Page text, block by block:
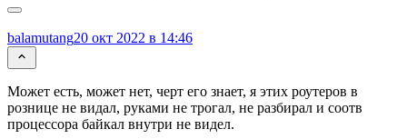
balamutang20 окт 2022 в 14:46
Может есть, может нет, черт его знает, я этих роутеров в
рознице не видал, руками не трогал, не разбирал и соотв
процессора байкал внутри не видел.